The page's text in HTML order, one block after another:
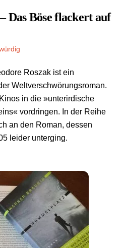
Das Böse flackert auf
Roszak ist ein
Weltverschwörungsroman.
in die »unterirdische
vordringen. In der Reihe
an den Roman, dessen
leider unterging.